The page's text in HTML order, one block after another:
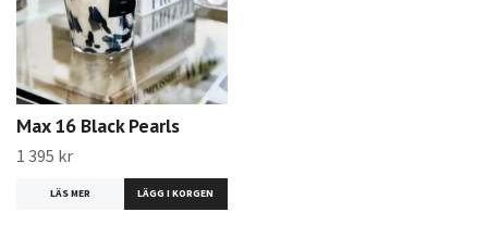
Max 16 Black Pearls
1 395 kr
LÄS MER